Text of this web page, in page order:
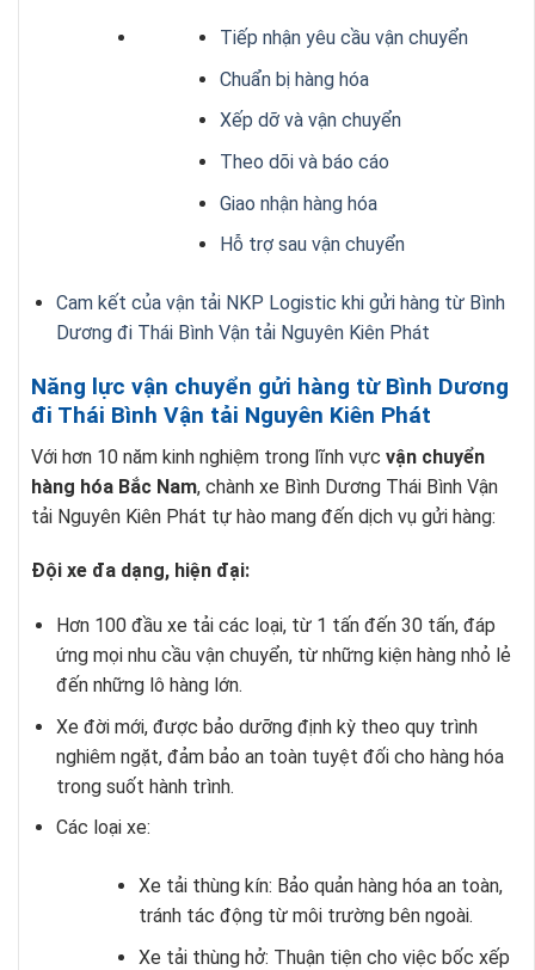
Tiếp nhận yêu cầu vận chuyển
Chuẩn bị hàng hóa
Xếp dỡ và vận chuyển
Theo dõi và báo cáo
Giao nhận hàng hóa
Hỗ trợ sau vận chuyển
Cam kết của vận tải NKP Logistic khi gửi hàng từ Bình
Dương đi Thái Bình Vận tải Nguyên Kiên Phát
Năng lực vận chuyển gửi hàng từ Bình Dương
đi Thái Bình Vận tải Nguyên Kiên Phát
Với hơn 10 năm kinh nghiệm trong lĩnh vực vận chuyển
hàng hóa Bắc Nam, chành xe Bình Dương Thái Bình Vận
tải Nguyên Kiên Phát tự hào mang đến dịch vụ gửi hàng:
Đội xe đa dạng, hiện đại:
Hơn 100 đầu xe tải các loại, từ 1 tấn đến 30 tấn, đáp
ứng mọi nhu cầu vận chuyển, từ những kiện hàng nhỏ lẻ
đến những lô hàng lớn.
Xe đời mới, được bảo dưỡng định kỳ theo quy trình
nghiêm ngặt, đảm bảo an toàn tuyệt đối cho hàng hóa
trong suốt hành trình.
Các loại xe:
Xe tải thùng kín: Bảo quản hàng hóa an toàn,
tránh tác động từ môi trường bên ngoài.
Xe tải thùng hở: Thuận tiện cho việc bốc xếp